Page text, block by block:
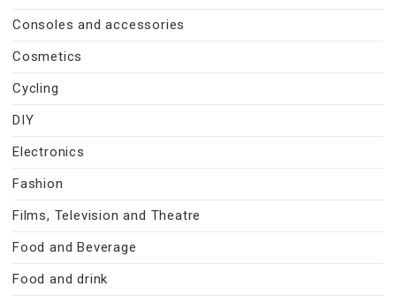
Consoles and accessories
Cosmetics
Cycling
DIY
Electronics
Fashion
Films, Television and Theatre
Food and Beverage
Food and drink